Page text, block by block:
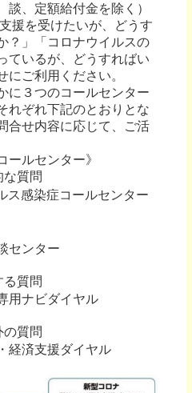
、定額給付金を除く）
援を受けたいが、どうす
？」「コロナウイルスの
ているが、どうすればい
にご利用ください。
に３つのコールセンター
れぞれ下記のとおりとな
合せ内容に応じて、ご活
ールセンター》
質問
感染症コールセンター
センター
質問
ナビダイヤル
質問
済支援ダイヤル